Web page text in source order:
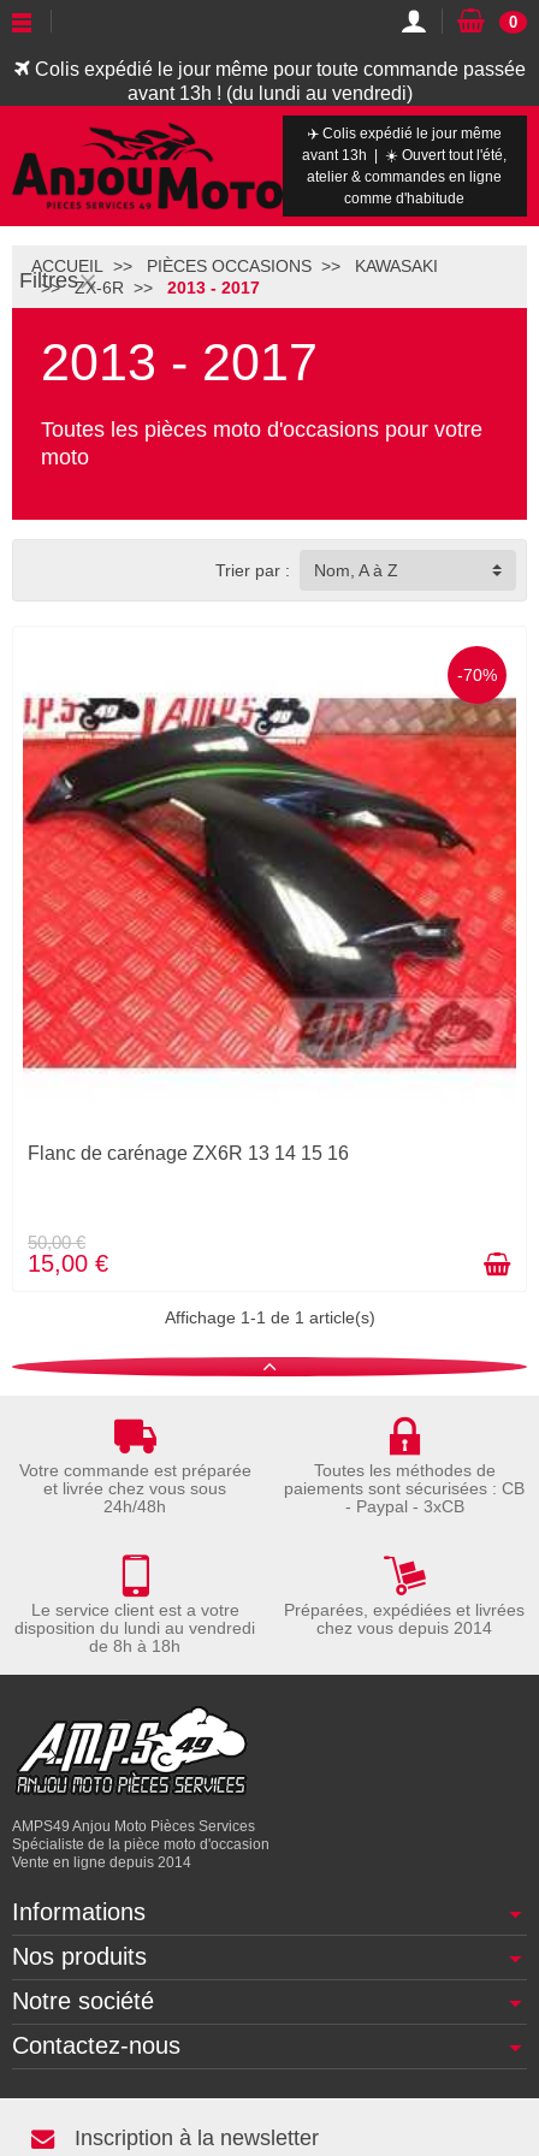
Colis expédié le jour même pour toute commande passée
avant 13h ! (du lundi au vendredi)
0
✈️ Colis expédié le jour même
avant 13h | ☀️ Ouvert tout l'été,
atelier & commandes en ligne
comme d'habitude
Filtres
ACCUEIL PIÈCES OCCASIONS
KAWASAKI
ZX-6R
2013 - 2017
2013 - 2017
Toutes les pièces moto d'occasions pour votre
moto
Trier par : Nom, A à Z
-70%
Flanc de carénage ZX6R 13 14 15 16
50,00 €
15,00 €
Affichage 1-1 de 1 article(s)
Votre commande est préparée
et livrée chez vous sous
24h/48h
Toutes les méthodes de
paiements sont sécurisées : CB
- Paypal - 3xCB
Le service client est a votre
disposition du lundi au vendredi
de 8h à 18h
Préparées, expédiées et livrées
chez vous depuis 2014
AMPS49 Anjou Moto Pièces Services
Spécialiste de la pièce moto d'occasion
Vente en ligne depuis 2014
Informations
Nos produits
Notre société
Contactez-nous
Inscription à la newsletter